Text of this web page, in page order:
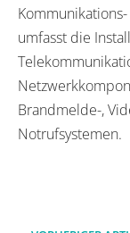
umfasst die
Brandmelde-,
Notrufsystemen.